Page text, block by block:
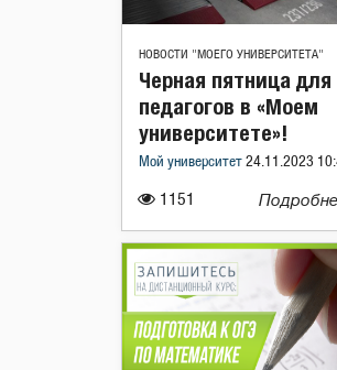
НОВОСТИ "МОЕГО УНИВЕРСИТЕТА"
1151
Черная пятница для
педагогов в «Моем
университете»!
Мой университет 24.11.2023